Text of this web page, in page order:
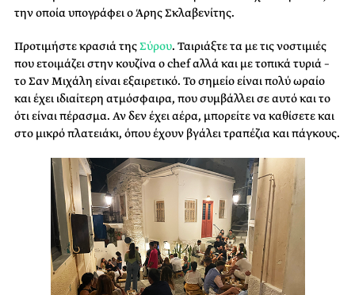
την οποία υπογράφει ο Άρης Σκλαβενίτης.
Προτιμήστε κρασιά τηςΣύρου. Ταιριάξτε τα με τις νοστιμιές
που ετοιμάζει στην κουζίνα ο chef αλλά και με τοπικά τυριά –
το Σαν Μιχάλη είναι εξαιρετικό. Το σημείο είναι πολύ ωραίο
και έχει ιδιαίτερη ατμόσφαιρα, που συμβάλλει σε αυτό και το
ότι είναι πέρασμα. Αν δεν έχει αέρα, μπορείτε να καθίσετε και
στο μικρό πλατειάκι, όπου έχουν βγάλει τραπέζια και πάγκους.